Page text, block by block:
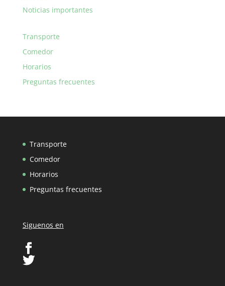
Noticias importantes
Transporte
Comedor
Horarios
Preguntas frecuentes
Transporte
Comedor
Horarios
Preguntas frecuentes
Siguenos en